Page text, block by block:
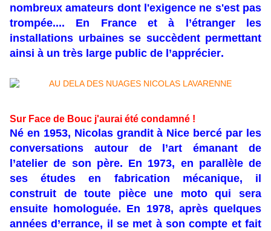
nombreux amateurs dont l'exigence ne s'est pas
trompée.... En France et à l’étranger les
installations urbaines se succèdent permettant
ainsi à un très large public de l’apprécier.
Sur Face de Bouc j'aurai été condamné !
Né en 1953, Nicolas grandit à Nice bercé par les
conversations autour de l’art émanant de
l’atelier de son père. En 1973, en parallèle de
ses études en fabrication mécanique, il
construit de toute pièce une moto qui sera
ensuite homologuée. En 1978, après quelques
années d’errance, il se met à son compte et fait